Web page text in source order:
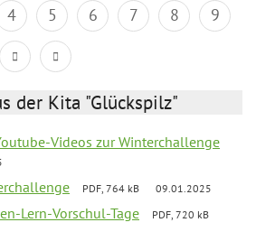
4 5 6 7 8
9
der Kita "Glückspilz"
Videos zur Winterchallenge
PDF, 764 kB 09.01.2025
Lern-Vorschul-Tage
PDF, 720 kB